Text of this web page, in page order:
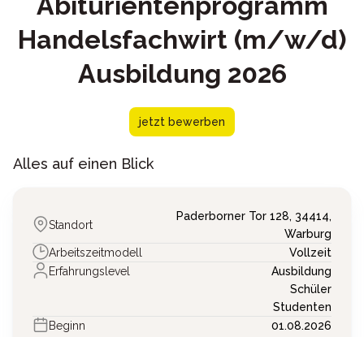
Handelsfachwirt (m/w/d)
Ausbildung 2026
jetzt bewerben
Alles auf einen Blick
Standort
Paderborner Tor 128, 34414,
Warburg
Arbeitszeitmodell
Vollzeit
Erfahrungslevel
Ausbildung
Schüler
Studenten
Beginn
01.08.2026